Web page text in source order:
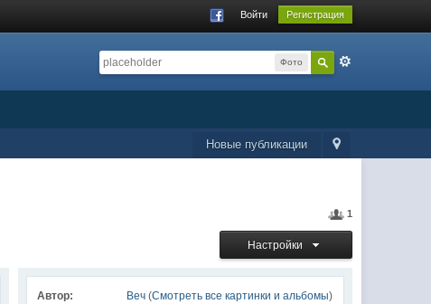
Войти Регистрация
Фото
Новые публикации
1
Настройки
Автор: Веч(Смотреть все картинки и альбомы)